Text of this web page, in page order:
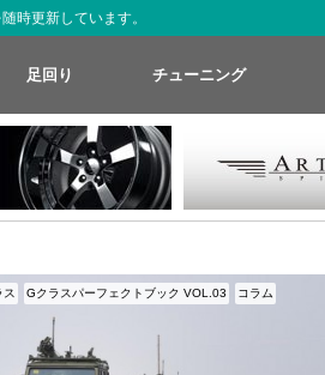
時更新しています。
足回り チューニング
ス Gクラスパーフェクトブック VOL.03 コラム